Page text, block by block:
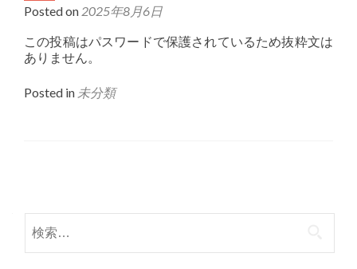
Posted on 2025年8月6日
この投稿はパスワードで保護されているため抜粋文は
ありません。
Posted in 未分類
navigation
索: